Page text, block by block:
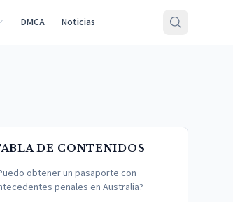
DMCA Noticias
DE CONTENIDOS
obtener un pasaporte con
penales en Australia?